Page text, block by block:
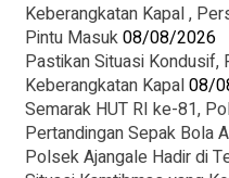
Keberangkatan Kapal ,
Pintu Masuk08/08/2026
Pastikan Situasi Kondusif,
Keberangkatan Kapal08/
Semarak HUT RI ke-81,
Pertandingan Sepak Bola
Polsek Ajangale Hadir di